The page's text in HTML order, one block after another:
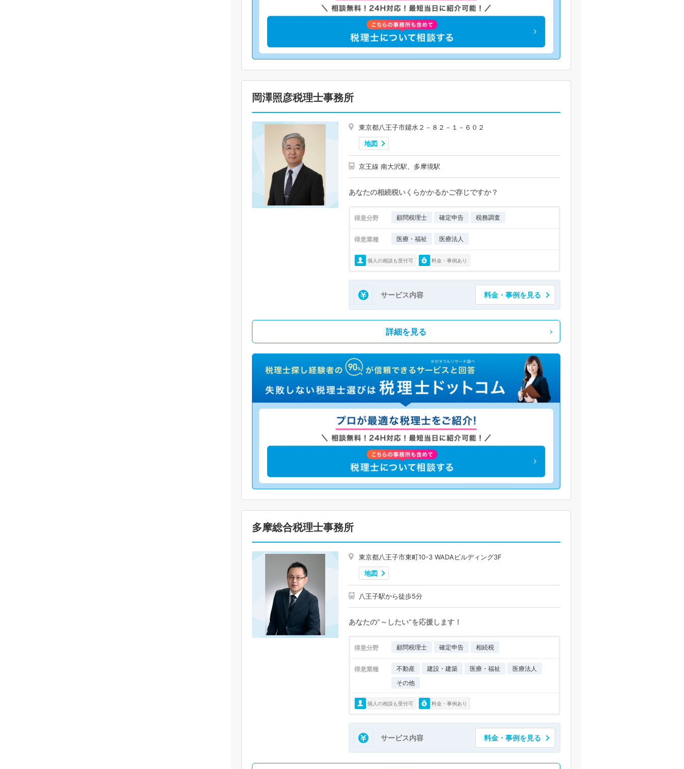
岡澤照彦税理士事務所
東京都八王子市鑓水２－８２－１－６０２
地図
京王線 南大沢駅、多摩境駅
あなたの相続税いくらかかるかご存じですか？
得意分野 顧問税理士 確定申告 税務調査
得意業種 医療・福祉 医療法人
個人の相談も受付可 料金・事例あり
サービス内容 料金・事例を見る
詳細を見る
多摩総合税理士事務所
東京都八王子市東町10-3 WADAビルディング3F
地図
八王子駅から徒歩5分
あなたの”～したい”を応援します！
得意分野 顧問税理士 確定申告 相続税
得意業種 不動産 建設・建築 医療・福祉
医療法人
その他
個人の相談も受付可 料金・事例あり
サービス内容 料金・事例を見る